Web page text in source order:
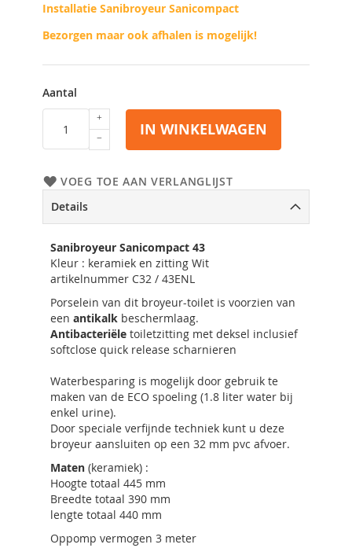
Installatie Sanibroyeur Sanicompact
Bezorgen maar ook afhalen is mogelijk!
Aantal
IN WINKELWAGEN
VOEG TOE AAN VERLANGLIJST
Details
Sanibroyeur Sanicompact 43
Kleur : keramiek en zitting Wit
artikelnummer C32 / 43ENL
Porselein van dit broyeur-toilet is voorzien van
een antikalk beschermlaag.
Antibacteriële toiletzitting met deksel inclusief
softclose quick release scharnieren
Waterbesparing is mogelijk door gebruik te
maken van de ECO spoeling (1.8 liter water bij
enkel urine).
Door speciale verfijnde techniek kunt u deze
broyeur aansluiten op een 32 mm pvc afvoer.
Maten (keramiek) :
Hoogte totaal 445 mm
Breedte totaal 390 mm
lengte totaal 440 mm
Oppomp vermogen 3 meter